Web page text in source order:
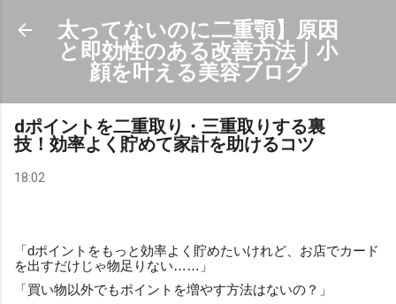
スキップしてメイン コンテンツに移動
太ってないのに二重顎】原因
と即効性のある改善方法｜小
顔を叶える美容ブログ
dポイントを二重取り・三重取りする裏
技！効率よく貯めて家計を助けるコツ
18:02
「dポイントをもっと効率よく貯めたいけれど、お店でカード
を出すだけじゃ物足りない……」
「買い物以外でもポイントを増やす方法はないの？」